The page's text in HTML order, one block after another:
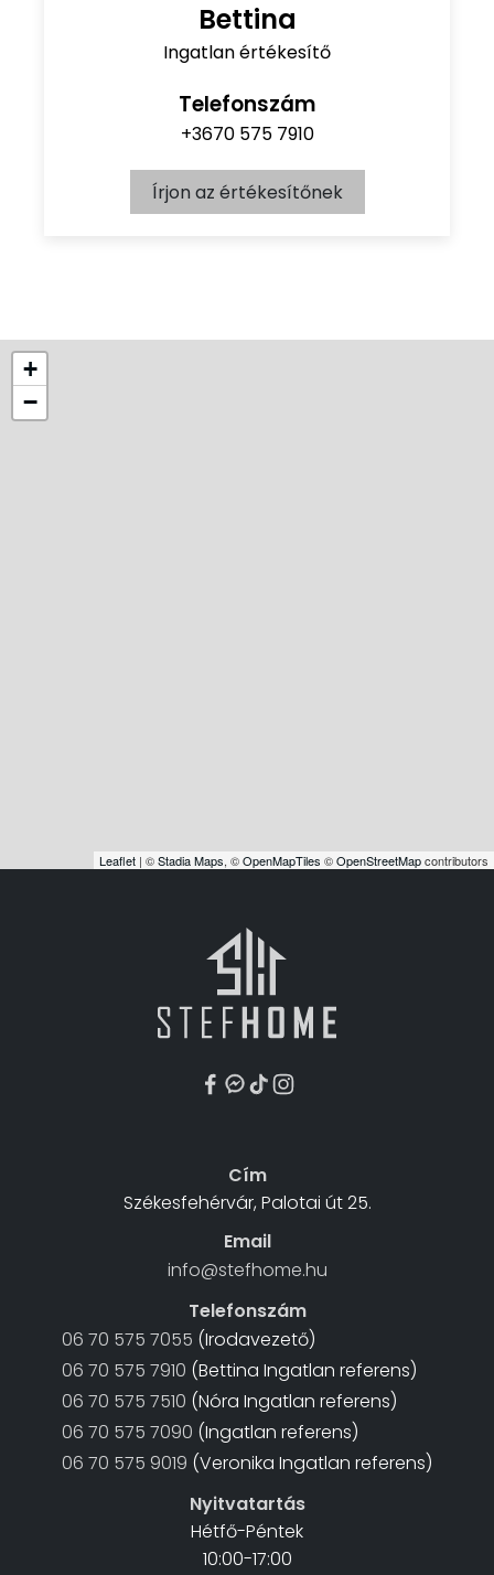
Bettina
Ingatlan értékesítő
Telefonszám
+3670 575 7910
Írjon az értékesítőnek
+
−
Leaflet | ©Stadia Maps, ©OpenMapTiles ©OpenStreetMapcontributors
Cím
Székesfehérvár, Palotai út 25.
Email
info@stefhome.hu
Telefonszám
06 70 575 7055 (Irodavezető)
06 70 575 7910 (Bettina Ingatlan referens)
06 70 575 7510 (Nóra Ingatlan referens)
06 70 575 7090 (Ingatlan referens)
06 70 575 9019 (Veronika Ingatlan referens)
Nyitvatartás
Hétfő-Péntek
10:00-17:00